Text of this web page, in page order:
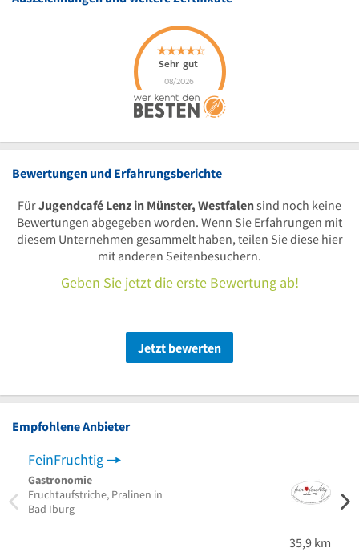
Bewertungen und Erfahrungsberichte
FürJugendcafé Lenz in Münster, Westfalensind noch keine
Bewertungen abgegeben worden. Wenn Sie Erfahrungen mit
diesem Unternehmen gesammelt haben, teilen Sie diese hier
mit anderen Seitenbesuchern.
Geben Sie jetzt die erste Bewertung ab!
Jetzt bewerten
Empfohlene Anbieter
FeinFruchtig
Gastronomie –
Fruchtaufstriche, Pralinen in
Bad Iburg
35,9 km